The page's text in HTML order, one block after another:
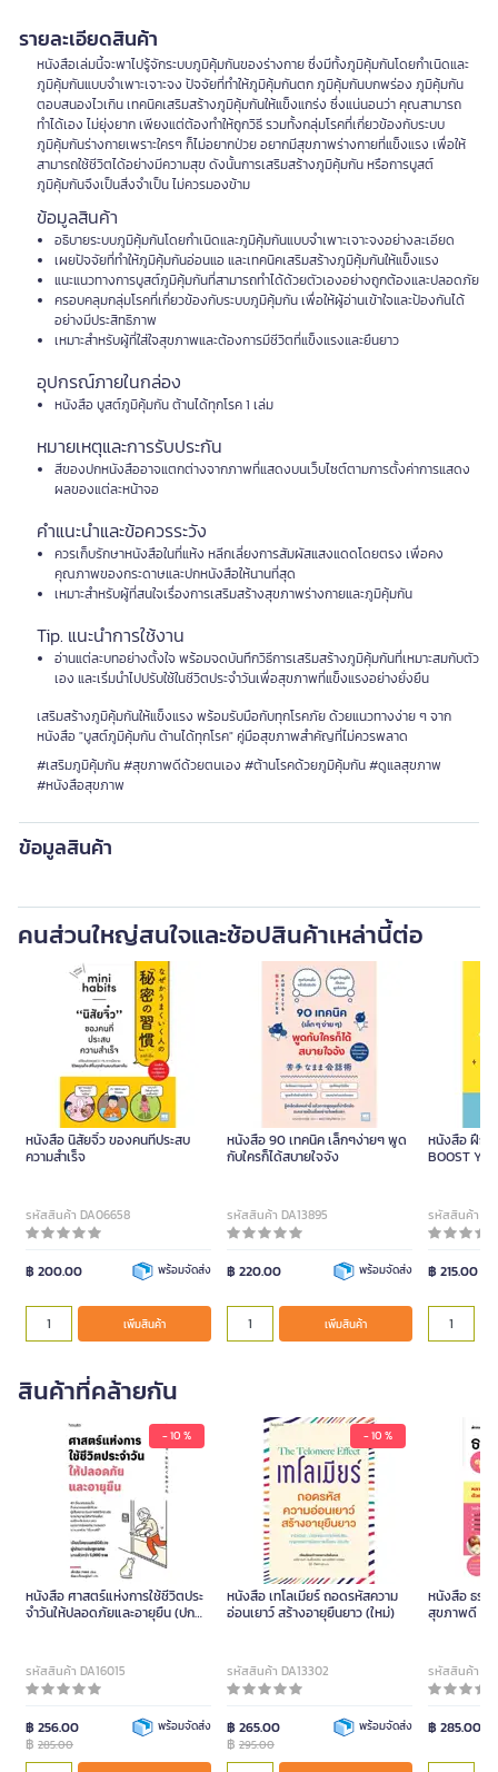
รายละเอียดสินค้า
หนังสือเล่มนี้จะพาไปรู้จักระบบภูมิคุ้มกันของร่างกาย ซึ่งมีทั้งภูมิคุ้มกันโดยกำเนิดและ
ภูมิคุ้มกันแบบจำเพาะเจาะจง ปัจจัยที่ทำให้ภูมิคุ้มกันตก ภูมิคุ้มกันบกพร่อง ภูมิคุ้มกัน
ตอบสนองไวเกิน เทคนิคเสริมสร้างภูมิคุ้มกันให้แข็งแกร่ง ซึ่งแน่นอนว่า คุณสามารถ
ทำได้เอง ไม่ยุ่งยาก เพียงแต่ต้องทำให้ถูกวิธี รวมทั้งกลุ่มโรคที่เกี่ยวข้องกับระบบ
ภูมิคุ้มกันร่างกายเพราะใครๆ ก็ไม่อยากป่วย อยากมีสุขภาพร่างกายที่แข็งแรง เพื่อให้
สามารถใช้ชีวิตได้อย่างมีความสุข ดังนั้นการเสริมสร้างภูมิคุ้มกัน หรือการบูสต์
ภูมิคุ้มกันจึงเป็นสิ่งจำเป็น ไม่ควรมองข้าม
ข้อมูลสินค้า
อธิบายระบบภูมิคุ้มกันโดยกำเนิดและภูมิคุ้มกันแบบจำเพาะเจาะจงอย่างละเอียด
เผยปัจจัยที่ทำให้ภูมิคุ้มกันอ่อนแอ และเทคนิคเสริมสร้างภูมิคุ้มกันให้แข็งแรง
แนะแนวทางการบูสต์ภูมิคุ้มกันที่สามารถทำได้ด้วยตัวเองอย่างถูกต้องและปลอดภัย
ครอบคลุมกลุ่มโรคที่เกี่ยวข้องกับระบบภูมิคุ้มกัน เพื่อให้ผู้อ่านเข้าใจและป้องกันได้
อย่างมีประสิทธิภาพ
เหมาะสำหรับผู้ที่ใส่ใจสุขภาพและต้องการมีชีวิตที่แข็งแรงและยืนยาว
อุปกรณ์ภายในกล่อง
หนังสือ บูสต์ภูมิคุ้มกัน ต้านได้ทุกโรค 1 เล่ม
หมายเหตุและการรับประกัน
สีของปกหนังสืออาจแตกต่างจากภาพที่แสดงบนเว็บไซต์ตามการตั้งค่าการแสดง
ผลของแต่ละหน้าจอ
คำแนะนำและข้อควรระวัง
ควรเก็บรักษาหนังสือในที่แห้ง หลีกเลี่ยงการสัมผัสแสงแดดโดยตรง เพื่อคง
คุณภาพของกระดาษและปกหนังสือให้นานที่สุด
เหมาะสำหรับผู้ที่สนใจเรื่องการเสริมสร้างสุขภาพร่างกายและภูมิคุ้มกัน
Tip. แนะนำการใช้งาน
อ่านแต่ละบทอย่างตั้งใจ พร้อมจดบันทึกวิธีการเสริมสร้างภูมิคุ้มกันที่เหมาะสมกับตัว
เอง และเริ่มนำไปปรับใช้ในชีวิตประจำวันเพื่อสุขภาพที่แข็งแรงอย่างยั่งยืน
เสริมสร้างภูมิคุ้มกันให้แข็งแรง พร้อมรับมือกับทุกโรคภัย ด้วยแนวทางง่าย ๆ จาก
หนังสือ "บูสต์ภูมิคุ้มกัน ต้านได้ทุกโรค" คู่มือสุขภาพสำคัญที่ไม่ควรพลาด
#เสริมภูมิคุ้มกัน #สุขภาพดีด้วยตนเอง #ต้านโรคด้วยภูมิคุ้มกัน #ดูแลสุขภาพ
#หนังสือสุขภาพ
ข้อมูลสินค้า
คนส่วนใหญ่สนใจและช้อปสินค้าเหล่านี้ต่อ
หนังสือ นิสัยจิ๋ว ของคนที่ประสบ
ความสำเร็จ
รหัสสินค้า DA06658
฿ 200.00 พร้อมจัดส่ง
เพิ่มสินค้า
หนังสือ 90 เทคนิค เล็กๆง่ายๆ พูด
กับใครก็ได้สบายใจจัง
รหัสสินค้า DA13895
฿ 220.00 พร้อมจัดส่ง
เพิ่มสินค้า
หนังสือ ฝึกส
BOOST
รหัสสินค้า
฿ 215.00
สินค้าที่คล้ายกัน
- 10 %
หนังสือ ศาสตร์แห่งการใช้ชีวิตประ
จําวันให้ปลอดภัยและอายุยืน (ปก
รหัสสินค้า DA16015
฿ 256.00
฿ 285.00
พร้อมจัดส่ง
- 10 %
หนังสือ เทโลเมียร์ ถอดรหัสความ
อ่อนเยาว์ สร้างอายุยืนยาว (ใหม่)
รหัสสินค้า DA13302
฿ 265.00
฿ 295.00
พร้อมจัดส่ง
หนังสือ ธรร
สุขภาพดี ฉ
รหัสสินค้า
฿ 285.00